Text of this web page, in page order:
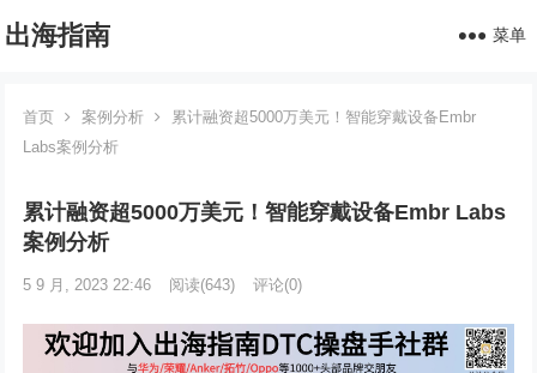
出海指南 菜单
首页 案例分析
累计融资超5000万美元！智能穿戴设备Embr
Labs案例分析
累计融资超5000万美元！智能穿戴设备Embr Labs
案例分析
5 9 月, 2023 22:46 阅读(643) 评论(0)